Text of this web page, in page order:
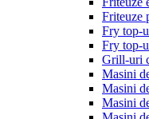
Friteuze
Fry top-
Fry top-
Grill-uri
Masini
Masini
Masini